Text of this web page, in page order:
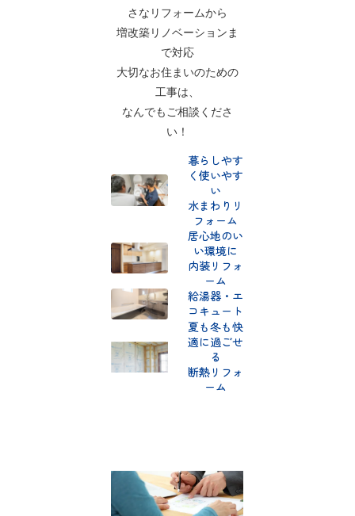
さなリフォームから
増改築リノベーションま
で対応
大切なお住まいのための
工事は、
なんでもご相談くださ
い！
暮らしやす
く使いやす
い
水まわりリ
フォーム
居心地のい
い環境に
内装リフォ
ーム
給湯器・エ
コキュート
夏も冬も快
適に過ごせ
る
断熱リフォ
ーム